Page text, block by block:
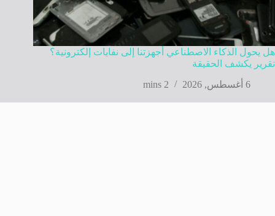
هل يحول الذكاء الاصطناعي أجهزتنا إلى نفايات إلكترونية؟
تقرير يكشف الحقيقة
6 أغسطس, 2026
2 mins